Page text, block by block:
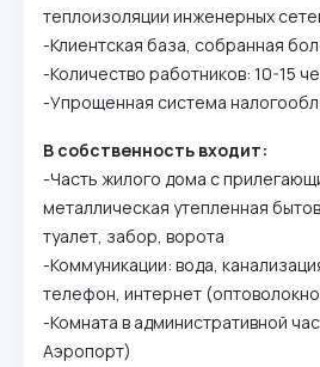
теплоизоляции инженерных
-Клиентская база, собранная
-Количество работников: 10-15
-Упрощенная система
В собственность входит:
-Часть жилого дома с
металлическая утепленная
туалет, забор, ворота
-Коммуникации: вода,
телефон, интернет
-Комната в административной
Аэропорт)